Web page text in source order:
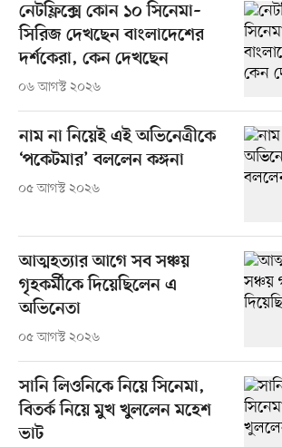
নেটফ্লিক্সে কোন ১০ সিনেমা–
সিরিজ দেখছেন বাংলাদেশের
দর্শকেরা, কেন দেখছেন
০৬ আগস্ট ২০২৬
নাম না নিয়েই এই অভিনেত্রীকে
‘পকেটমার’ বললেন কঙ্গনা
০৫ আগস্ট ২০২৬
আত্মহত্যার আগে সব সঞ্চয়
গৃহকর্মীকে দিয়েছিলেন এ
অভিনেতা
০৫ আগস্ট ২০২৬
সানি লিওনিকে নিয়ে সিনেমা,
বিতর্ক নিয়ে মুখ খুললেন মহেশ
ভাট